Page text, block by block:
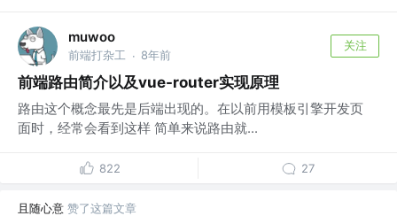
muwoo
前端打杂工 · 8年前
关注
前端路由简介以及vue-router实现原理
路由这个概念最先是后端出现的。在以前用模板引擎开发页
面时，经常会看到这样 简单来说路由就...
822 27
且随心意 赞了这篇文章